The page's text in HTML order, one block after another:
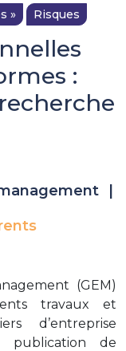
» Risques
:
(GEM)
travaux et
d’entreprise
publication de